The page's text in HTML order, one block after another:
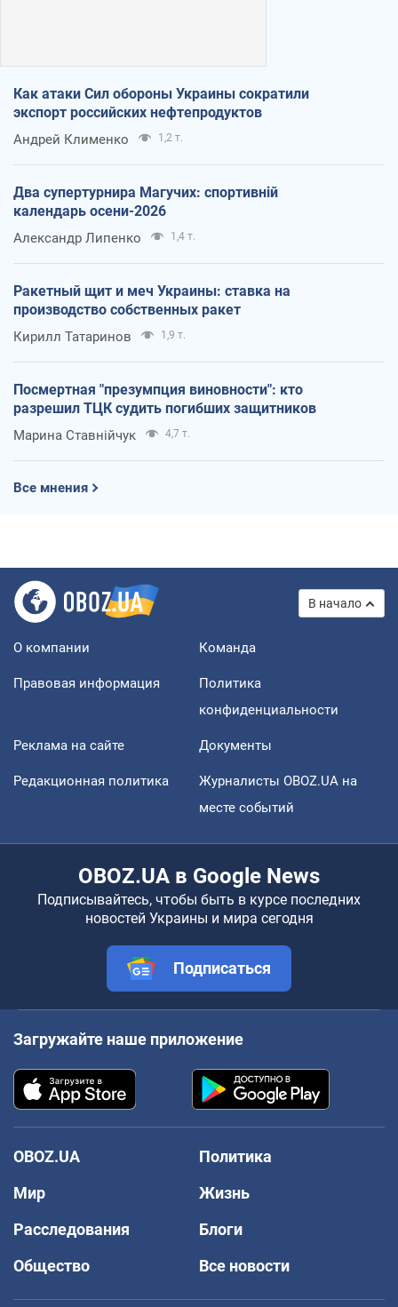
Как атаки Сил обороны Украины сократили
экспорт российских нефтепродуктов
Андрей Клименко 1,2 т.
Два супертурнира Магучих: спортивній
календарь осени-2026
Александр Липенко 1,4 т.
Ракетный щит и меч Украины: ставка на
производство собственных ракет
Кирилл Татаринов 1,9 т.
Посмертная "презумпция виновности": кто
разрешил ТЦК судить погибших защитников
Марина Ставнійчук 4,7 т.
Все мнения
В начало
О компании Команда
Правовая информация
Политика
конфиденциальности
Реклама на сайте Документы
Редакционная политика
Журналисты OBOZ.UA на
месте событий
OBOZ.UA в Google News
Подписывайтесь, чтобы быть в курсе последних
новостей Украины и мира сегодня
Подписаться
Загружайте наше приложение
OBOZ.UA
Политика
Мир
Жизнь
Расследования
Блоги
Общество
Все новости